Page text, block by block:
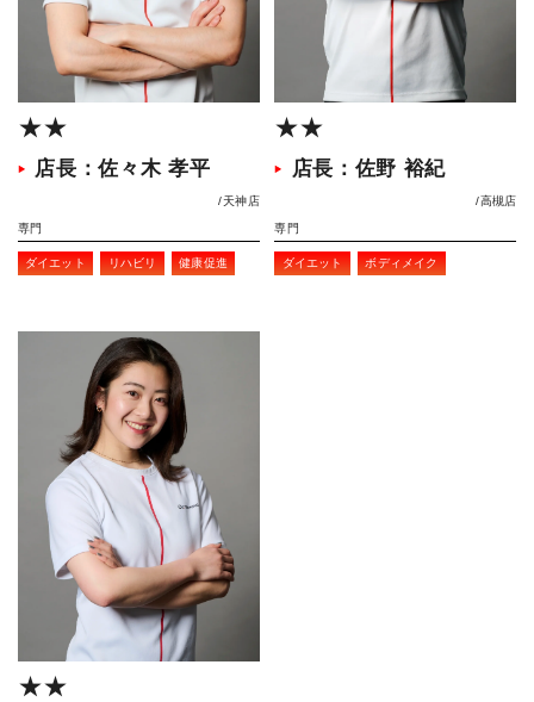
★★
店長：佐々木 孝平
天神店
専門
ダイエット リハビリ 健康促進
★★
店長：佐野 裕紀
高槻店
専門
ダイエット ボディメイク
★★